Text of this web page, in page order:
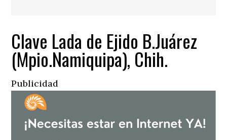
Clave Lada de Ejido B.Juárez
(Mpio.Namiquipa), Chih.
Publicidad